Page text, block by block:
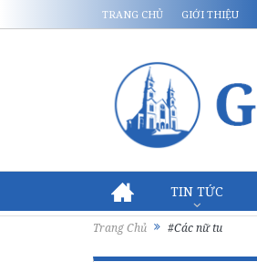
TRANG CHỦ GIỚI THIỆU
TIN TỨC
Trang Chủ #Các nữ tu